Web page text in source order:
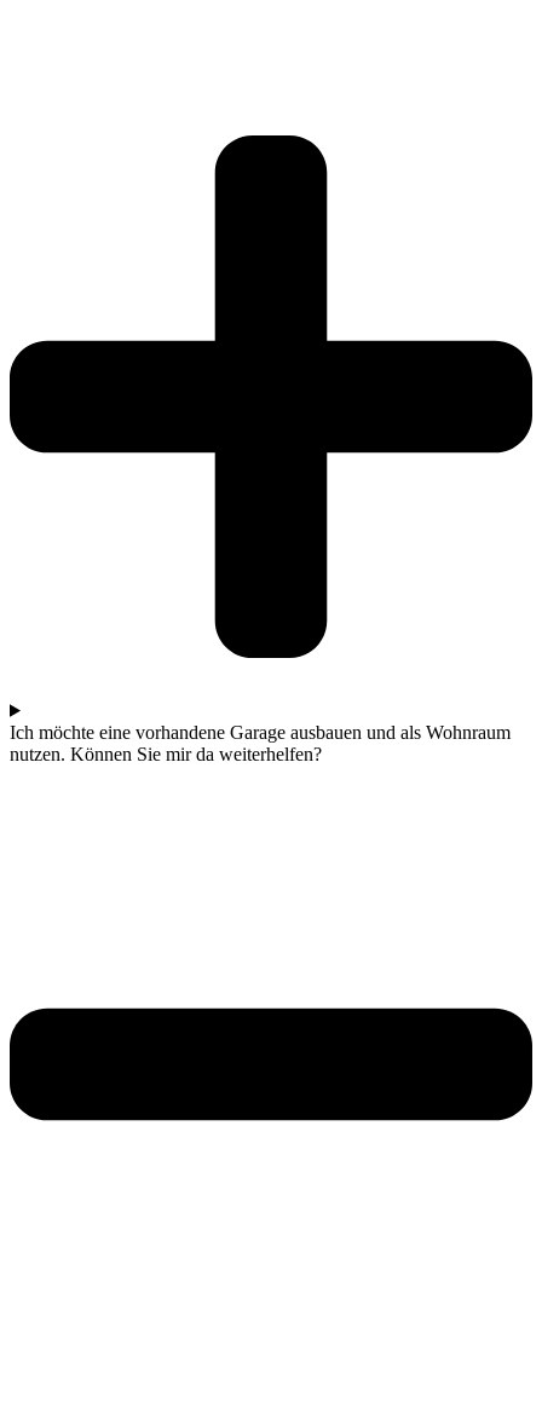
Ich möchte eine vorhandene Garage ausbauen und als Wohnraum
nutzen. Können Sie mir da weiterhelfen?